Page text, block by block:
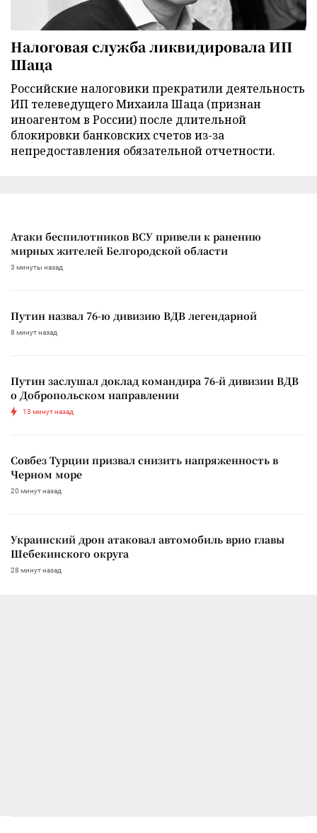
Налоговая служба ликвидировала ИП
Шаца
Российские налоговики прекратили деятельность
ИП телеведущего Михаила Шаца (признан
иноагентом в России) после длительной
блокировки банковских счетов из-за
непредоставления обязательной отчетности.
Атаки беспилотников ВСУ привели к ранению
мирных жителей Белгородской области
3 минуты назад
Путин назвал 76-ю дивизию ВДВ легендарной
8 минут назад
Путин заслушал доклад командира 76-й дивизии ВДВ
о Добропольском направлении
13 минут назад
Совбез Турции призвал снизить напряженность в
Черном море
20 минут назад
Украинский дрон атаковал автомобиль врио главы
Шебекинского округа
28 минут назад